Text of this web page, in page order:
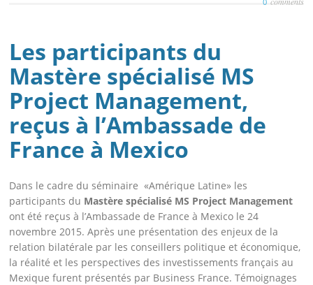
Les participants du
Mastère spécialisé MS
Project Management,
reçus à l’Ambassade de
France à Mexico
Dans le cadre du séminaire «Amérique Latine» les
participants du Mastère spécialisé MS Project Management
ont été reçus à l’Ambassade de France à Mexico le 24
novembre 2015. Après une présentation des enjeux de la
relation bilatérale par les conseillers politique et économique,
la réalité et les perspectives des investissements français au
Mexique furent présentés par Business France. Témoignages